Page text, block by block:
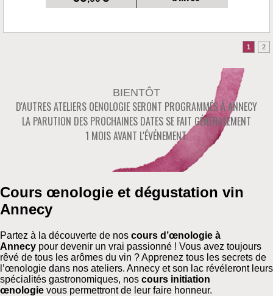
BIENTÔT
D'AUTRES ATELIERS OENOLOGIE SERONT PROGRAMMÉS ÀANNECY
LA PARUTION DES PROCHAINES DATES SE FAIT GÉNÉRALEMENT
1 MOIS AVANT L'ÉVÉNEMENT.
Cours œnologie et dégustation vin
Annecy
Partez à la découverte de nos cours d’œnologie à
Annecy pour devenir un vrai passionné ! Vous avez toujours
rêvé de tous les arômes du vin ? Apprenez tous les secrets de
l’œnologie dans nos ateliers. Annecy et son lac révéleront leurs
spécialités gastronomiques, nos cours initiation
œnologie vous permettront de leur faire honneur.